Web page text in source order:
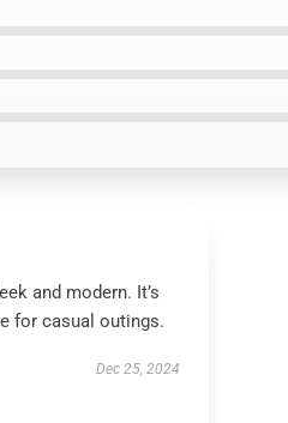
and modern. It’s
for casual outings.
Dec 25, 2024